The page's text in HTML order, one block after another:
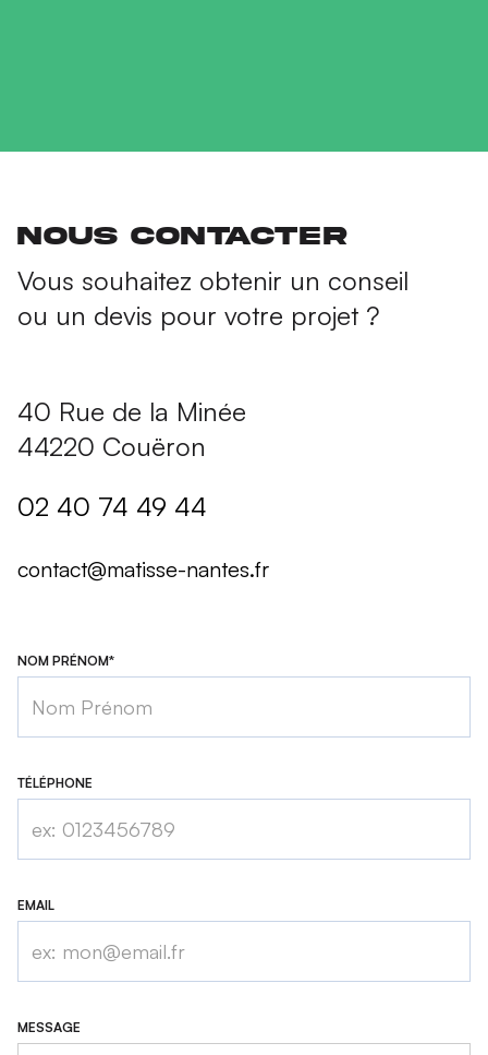
Nous contacter
Vous souhaitez obtenir un conseil
ou un devis pour votre projet ?
40 Rue de la Minée
44220 Couëron
02 40 74 49 44
contact@matisse-nantes.fr
NOM PRÉNOM*
TÉLÉPHONE
EMAIL
MESSAGE